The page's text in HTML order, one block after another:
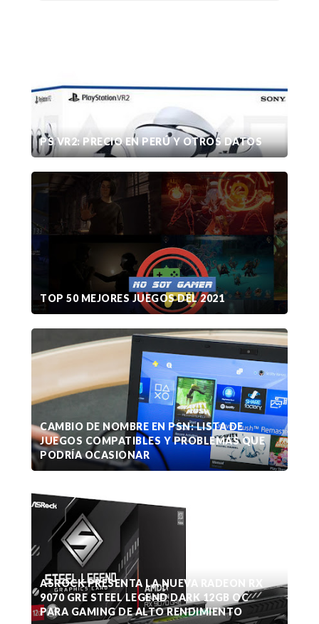
PS VR2: PRECIO EN PERÚ Y OTROS DATOS
TOP 50 MEJORES JUEGOS DEL 2021
CAMBIO DE NOMBRE EN PSN: LISTA DE
JUEGOS COMPATIBLES Y PROBLEMAS QUE
PODRÍA OCASIONAR
ASROCK PRESENTA LA NUEVA RADEON RX
9070 GRE STEEL LEGEND DARK 12GB OC
PARA GAMING DE ALTO RENDIMIENTO